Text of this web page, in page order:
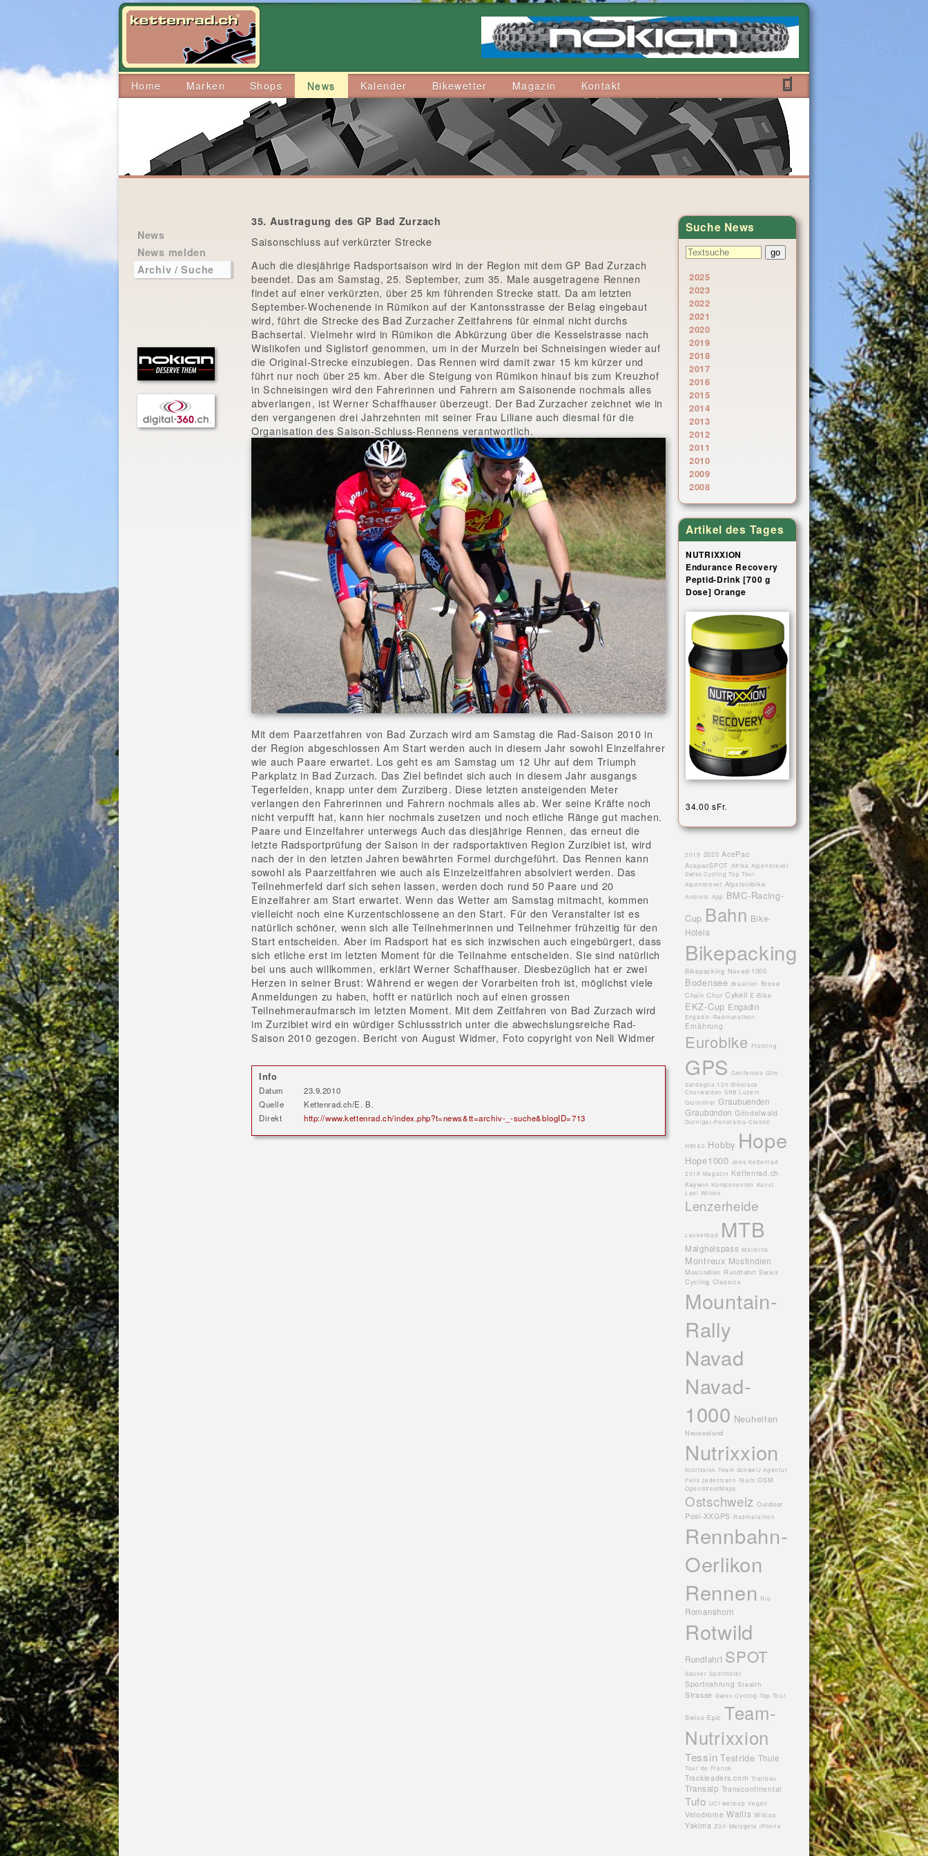
Home Marken Shops News Kalender Bikewetter Magazin Kontakt
News
News melden
Archiv / Suche
35. Austragung des GP Bad Zurzach
Saisonschluss auf verkürzter Strecke
Auch die diesjährige Radsportsaison wird in der Region mit dem GP Bad Zurzach
beendet. Das am Samstag, 25. September, zum 35. Male ausgetragene Rennen
findet auf einer verkürzten, über 25 km führenden Strecke statt. Da am letzten
September-Wochenende in Rümikon auf der Kantonsstrasse der Belag eingebaut
wird, führt die Strecke des Bad Zurzacher Zeitfahrens für einmal nicht durchs
Bachsertal. Vielmehr wird in Rümikon die Abkürzung über die Kesselstrasse nach
Wislikofen und Siglistorf genommen, um in der Murzeln bei Schneisingen wieder auf
die Original-Strecke einzubiegen. Das Rennen wird damit zwar 15 km kürzer und
führt nur noch über 25 km. Aber die Steigung von Rümikon hinauf bis zum Kreuzhof
in Schneisingen wird den Fahrerinnen und Fahrern am Saisonende nochmals alles
abverlangen, ist Werner Schaffhauser überzeugt. Der Bad Zurzacher zeichnet wie in
den vergangenen drei Jahrzehnten mit seiner Frau Liliane auch diesmal für die
Organisation des Saison-Schluss-Rennens verantwortlich.
Mit dem Paarzetfahren von Bad Zurzach wird am Samstag die Rad-Saison 2010 in
der Region abgeschlossen Am Start werden auch in diesem Jahr sowohl Einzelfahrer
wie auch Paare erwartet. Los geht es am Samstag um 12 Uhr auf dem Triumph
Parkplatz in Bad Zurzach. Das Ziel befindet sich auch in diesem Jahr ausgangs
Tegerfelden, knapp unter dem Zurziberg. Diese letzten ansteigenden Meter
verlangen den Fahrerinnen und Fahrern nochmals alles ab. Wer seine Kräfte noch
nicht verpufft hat, kann hier nochmals zusetzen und noch etliche Ränge gut machen.
Paare und Einzelfahrer unterwegs Auch das diesjährige Rennen, das erneut die
letzte Radsportprüfung der Saison in der radsportaktiven Region Zurzibiet ist, wird
nach der in den letzten Jahren bewährten Formel durchgeführt. Das Rennen kann
sowohl als Paarzeitfahren wie auch als Einzelzeitfahren absolviert werden. Das
Teilnehmerfeld darf sich sehen lassen, werden doch rund 50 Paare und 20
Einzelfahrer am Start erwartet. Wenn das Wetter am Samstag mitmacht, kommen
vielleicht noch eine Kurzentschlossene an den Start. Für den Veranstalter ist es
natürlich schöner, wenn sich alle Teilnehmerinnen und Teilnehmer frühzeitig für den
Start entscheiden. Aber im Radsport hat es sich inzwischen auch eingebürgert, dass
sich etliche erst im letzten Moment für die Teilnahme entscheiden. Sie sind natürlich
bei uns auch willkommen, erklärt Werner Schaffhauser. Diesbezüglich hat er zwei
Herzen in seiner Brust: Während er wegen der Vorarbeiten froh ist, möglichst viele
Anmeldungen zu haben, hofft er natürlich noch auf einen grossen
Teilnehmeraufmarsch im letzten Moment. Mit dem Zeitfahren von Bad Zurzach wird
im Zurzibiet wird ein würdiger Schlussstrich unter die abwechslungsreiche Rad-
Saison 2010 gezogen. Bericht von August Widmer, Foto copyright von Neli Widmer
Info
Datum
23.9.2010
Quelle
Kettenrad.ch/E. B.
Direkt
http://www.kettenrad.ch/index.php?t=news&tt=archiv-_-suche&blogID=713
Suche News
2025
2023
2022
2021
2020
2019
2018
2017
2016
2015
2014
2013
2012
2011
2010
2009
2008
Artikel des Tages
NUTRIXXION
Endurance Recovery
Peptid-Drink [700 g
Dose] Orange
34.00 sFr.
2019 2020 AcePac
AcepacSPOT Afrika Alpenbrevet
Swiss Cycling Top Tour
Alpenbrevet Alpsteinbike
Android App
BMC-Racing-
Cup Bahn Bike-
Hotels
Bikepacking
Bikepacking Navad-1000
Bodensee Brasilien
Brose
Chain Chur Cykell E-Bike
EKZ-Cup Engadin
Engadin-Radmarathon
Ernährung
Eurobike Frühling
GPS Genfersee Giro
Sardegna 12h-Bikerace
Churwalden SRB Luzern
Glutenfrei Graubuenden
Graubünden Grindelwald
Gurnigel-Panorama-Classic
HB160 Hobby Hope
Hope1000 Joes Kettenrad
2018 Magazin Kettenrad.ch
Keywin Komponenten Kunst
Lael Wilcox
Lenzerheide
Leukerbad MTB
Maighelspass Mallorca
Montreux Mostindien
Mostindien Rundfahrt Swiss
Cycling Classics
Mountain-
Rally
Navad
Navad-
1000 Neuheiten
Neuseeland
Nutrixxion
Nutrixxion Team Schweiz Agentur
Felix Jedermann-Team OSM
OpenStreetMaps
Ostschweiz Outdoor
Posi-XXGPS Radmarathon
Rennbahn-
Oerlikon
Rennen
Rio
Romanshorn
Rotwild
Rundfahrt SPOT
Sauser Sporthotel
Sportnahrung Stealth
Strasse Swiss-Cycling-Top-Tour
Swiss-Epic Team-
Nutrixxion
Tessin Testride Thule
Tour de France
Trackleaders.com Trailbau
Transalp Transcontinental
Tufo UCI weltcup Vegan
Velodrome Wallis Wilcox
Yakima Züri-Metzgete iPhone